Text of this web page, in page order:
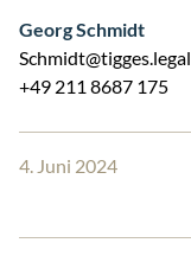
Georg Schmidt
Schmidt@tigges.legal
+49 211 8687 175
4. Juni 2024